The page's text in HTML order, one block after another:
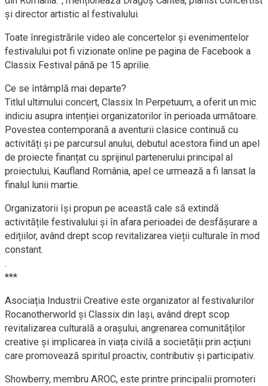
și director artistic al festivalului.
Toate înregistrările video ale concertelor și evenimentelor
festivalului pot fi vizionate online pe pagina de Facebook a
Classix Festival până pe 15 aprilie.
Ce se întâmplă mai departe?
Titlul ultimului concert, Classix In Perpetuum, a oferit un mic
indiciu asupra intenției organizatorilor în perioada următoare.
Povestea contemporană a aventurii clasice continuă cu
activități și pe parcursul anului, debutul acestora fiind un apel
de proiecte finanțat cu sprijinul partenerului principal al
proiectului, Kaufland România, apel ce urmează a fi lansat la
finalul lunii martie.
Organizatorii își propun pe această cale să extindă
activitățile festivalului și în afara perioadei de desfășurare a
edițiilor, având drept scop revitalizarea vieții culturale în mod
constant.
.
***
Asociația Industrii Creative este organizator al festivalurilor
Rocanotherworld și Classix din Iași, având drept scop
revitalizarea culturală a orașului, angrenarea comunităților
creative și implicarea în viața civilă a societății prin acțiuni
care promovează spiritul proactiv, contributiv și participativ.
Showberry, membru AROC, este printre principalii promoteri